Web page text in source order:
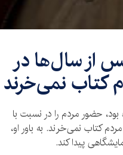
از سال‌ها در
کتاب نمی‌خرند
حضور مردم را در نسبت با
کتاب نمی‌خرند. به باور او،
پیدا کند.